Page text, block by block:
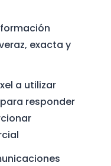
exacta y
a utilizar
responder